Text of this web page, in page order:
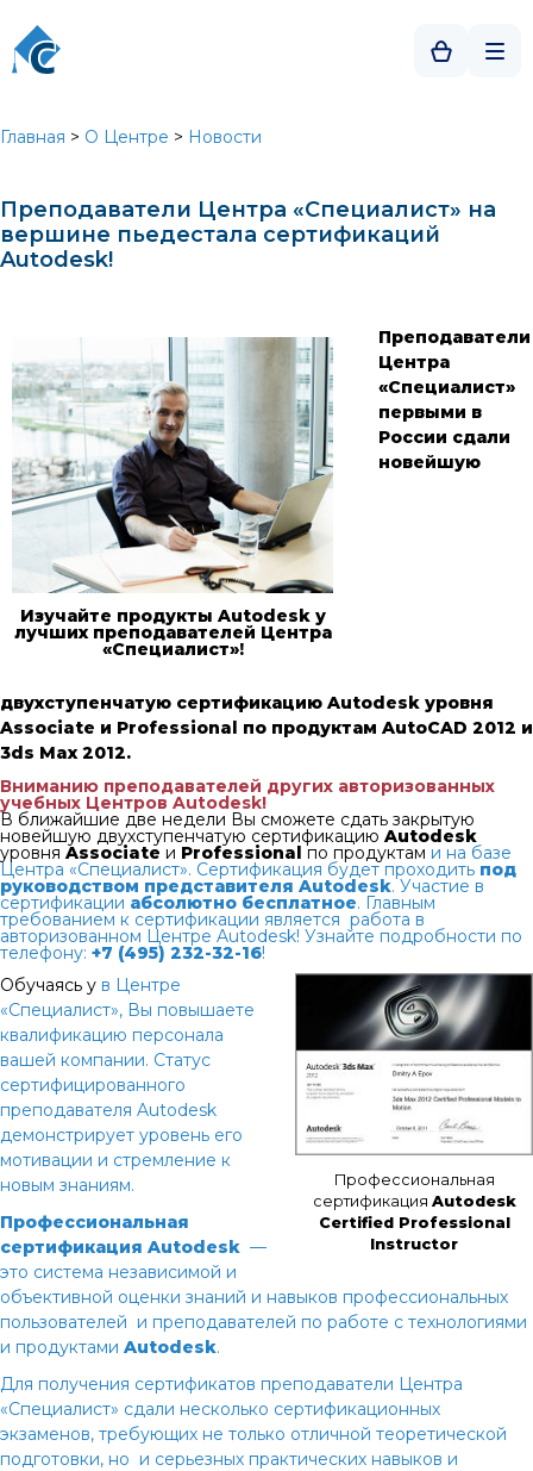
Главная > О Центре > Новости
Преподаватели Центра «Специалист» на
вершине пьедестала сертификаций
Autodesk!
Изучайте продукты Autodesk у
лучших преподавателей Центра
«Специалист»!
Преподаватели
Центра
«Специалист»
первыми в
России сдали
новейшую
двухступенчатую сертификацию Autodesk уровня
Associate и Professional по продуктам AutoCAD 2012 и
3ds Max 2012.
Вниманию преподавателей других авторизованных
учебных Центров Autodesk!
В ближайшие две недели Вы сможете сдать закрытую
новейшую двухступенчатую сертификацию Autodesk
уровня Associate и Professionalпо продуктам и на базе
Центра «Специалист». Сертификация будет проходить под
руководством представителя Autodesk. Участие в
сертификации абсолютно бесплатное. Главным
требованием к сертификации является работа в
авторизованном Центре Autodesk! Узнайте подробности по
телефону: +7 (495) 232-32-16!
Профессиональная
сертификация Autodesk
Certified Professional
Instructor
Обучаясь у в Центре
«Специалист», Вы повышаете
квалификацию персонала
вашей компании. Статус
сертифицированного
преподавателя Autodesk
демонстрирует уровень его
мотивации и стремление к
новым знаниям.
Профессиональная
сертификация Autodesk —
это система независимой и
объективной оценки знаний и навыков профессиональных
пользователей и преподавателей по работе с технологиями
и продуктами Autodesk.
Для получения сертификатов преподаватели Центра
«Специалист» сдали несколько сертификационных
экзаменов, требующих не только отличной теоретической
подготовки, но и серьезных практических навыков и